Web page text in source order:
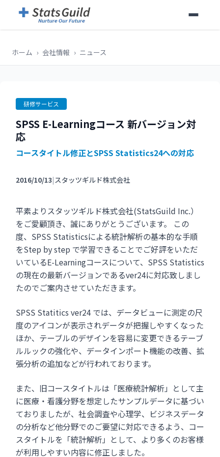
ホーム › 会社情報 › ニュース
研修サービス
SPSS E-Learningコース 新バージョン対
応
コースタイトル修正とSPSS Statistics24への対応
2016/10/13|スタッツギルド株式会社
平素よりスタッツギルド株式会社(StatsGuild Inc.）
をご愛顧頂き、誠にありがとうございます。 この
度、SPSS Statisticsによる統計解析の基本的な手順
をStep by step で学習できることでご好評をいただ
いているE-Learningコースについて、SPSS Statistics
の現在の最新バージョンであるver24に対応致しまし
たのでご案内させていただきます。
SPSS Statitics ver24 では、データビューに測定の尺
度のアイコンが表示されデータが把握しやすくなった
ほか、テーブルのデザインを容易に変更できるテーブ
ルルックの強化や、データインポート機能の改善、拡
張分析の追加などが行われております。
また、旧コースタイトルは「医療統計解析」として主
に医療・看護分野を想定したサンプルデータに基づい
ておりましたが、社会調査や心理学、ビジネスデータ
の分析など他分野でのご要望に対応できるよう、コー
スタイトルを「統計解析」として、より多くのお客様
が利用しやすい内容に修正しました。